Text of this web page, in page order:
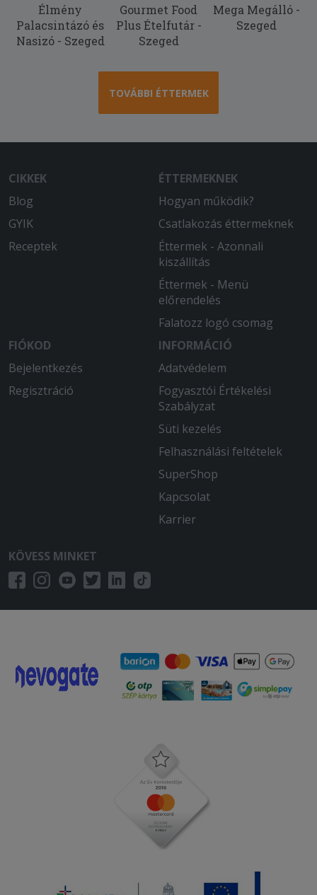
Élmény
Palacsintázó és
Nasizó - Szeged
Gourmet Food
Plus Ételfutár -
Szeged
Mega Megálló -
Szeged
TOVÁBBI ÉTTERMEK
CIKKEK
Blog
GYIK
Receptek
ÉTTERMEKNEK
Hogyan működik?
Csatlakozás éttermeknek
Éttermek - Azonnali
kiszállítás
Éttermek - Menü
előrendelés
Falatozz logó csomag
FIÓKOD
Bejelentkezés
Regisztráció
INFORMÁCIÓ
Adatvédelem
Fogyasztói Értékelési
Szabályzat
Süti kezelés
Felhasználási feltételek
SuperShop
Kapcsolat
Karrier
KÖVESS MINKET